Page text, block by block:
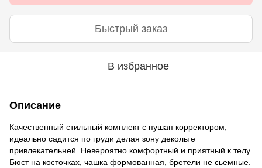
Быстрый заказ
В избранное
Описание
Качественный стильный комплект с пушап корректором,
идеально садится по груди делая зону декольте
привлекательней. Невероятно комфортный и приятный к телу.
Бюст на косточках, чашка формованная, бретели не сьемные.